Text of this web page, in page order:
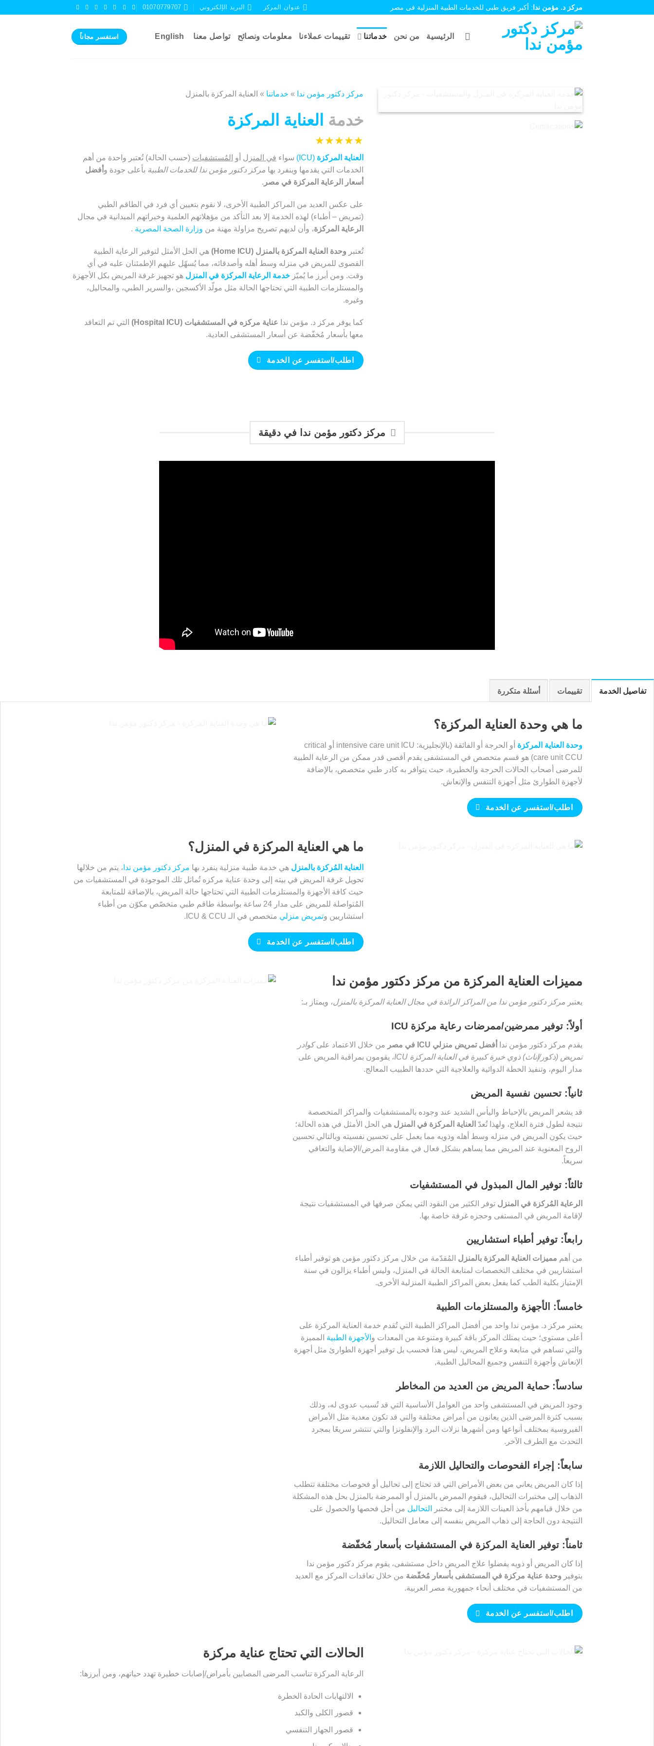
مركز د. مؤمن ندا: أكبر فريق طبى للخدمات الطبية المنزلية فى مصر عنوان المركز البريد الإلكتروني 01070779707
الرئيسية من نحن خدماتنا تقييمات عملاءنا معلومات ونصائح تواصل معنا English استفسر مجاناً
مركز دكتور مؤمن ندا » خدماتنا » العناية المركزة بالمنزل
خدمة العناية المركزة
★★★★★
العناية المركزة (ICU) سواء في المنزل أو المُستشفيات (حسب الحالة) تُعتبر واحدة من أهم
الخدمات التي يقدمها وينفرد بها مركز دكتور مؤمن ندا للخدمات الطبية بأعلى جودة و أفضل
أسعار الرعاية المركزة في مصر .
على عكس العديد من المراكز الطبية الأخرى، لا نقوم بتعيين أي فرد في الطاقم الطبي
(تمريض – أطباء) لهذه الخدمة إلا بعد التأكد من مؤهلاتهم العلمية وخبراتهم الميدانية في مجال
الرعاية المركزة، وأن لديهم تصريح مزاولة مهنة من وزارة الصحة المصرية .
تُعتبر وحدة العناية المركزة بالمنزل (Home ICU)
هي الحل الأمثل لتوفير الرعاية الطبية
القصوى للمريض في منزله وسط أهله وأصدقائه، مما يُسهّل عليهم الإطمئنان عليه في أي
وقت. ومن أبرز ما يُميّز خدمة الرعاية المركزة في المنزل هو تجهيز غرفة المريض بكل الأجهزة
والمستلزمات الطبية التي تحتاجها الحالة مثل مولّد الأكسجين ،والسرير الطبي، والمحاليل،
وغيره.
كما يوفر مركز د. مؤمن ندا عناية مركزه في المستشفيات (Hospital ICU)
التي تم التعاقد
معها بأسعار مُخفّضة عن أسعار المستشفى العادية.
اطلب/استفسر عن الخدمة
مركز دكتور مؤمن ندا في دقيقة
تفاصيل الخدمة تقييمات أسئلة متكررة
ما هي وحدة العناية المركزة؟
وحدة العناية المركزة
أو الحرجة أو الفائقة (بالإنجليزية: intensive care unit ICU أو critical
care unit CCU)‏ هو قسم متخصص في المستشفى يقدم أقصى قدر ممكن من الرعاية الطبية
للمرضى أصحاب الحالات الحرجة والخطيرة، حيث يتوافر به كادر طبي متخصص، بالإضافة
لأجهزة الطوارئ مثل أجهزة التنفس والإنعاش.
اطلب/استفسر عن الخدمة
ما هي العناية المركزة في المنزل؟
العناية المُركزة بالمنزل هي خدمة طبية منزلية ينفرد بها مركز دكتور مؤمن ندا ، يتم من خلالها
تحويل غرفة المريض في بيته إلى وحدة عناية مركزه تُماثل تلك الموجودة في المستشفيات من
حيث كافة الأجهزة والمستلزمات الطبية التي تحتاجها حالة المريض، بالإضاقة للمتابعة
المُتواصلة للمريض على مدار 24 ساعة بواسطة طاقم طبي متخصّص مكوّن من أطباء
استشاريين وتمريض منزلي متخصص في الـ ICU & CCU.
اطلب/استفسر عن الخدمة
مميزات العناية المركزة من مركز دكتور مؤمن ندا
يعتبر مركز دكتور مؤمن ندا من المراكز الرائدة في مجال العناية المركزة بالمنزل، ويمتاز بـ:
أولاً: توفير ممرضين/ممرضات رعاية مركزة ICU
يقدم مركز دكتور مؤمن ندا أفضل تمريض منزلي ICU في مصر من خلال الاعتماد علىكوادر
تمريض (ذكور/إناث) ذوي خبرة كبيرة في العناية المركزة ICU
، يقومون بمراقبة المريض على
مدار اليوم، وتنفيذ الخطة الدوائية والعلاجية التي حددها الطبيب المعالج.
ثانياً: تحسين نفسية المريض
قد يشعر المريض بالإحباط واليأس الشديد عند وجوده بالمستشفيات والمراكز المتخصصة
نتيجة لطول فترة العلاج، ولهذا تُعدّ العناية المركزة في المنزل هي الحل الأمثل في هذه الحالة؛
حيث يكون المريض في منزله وسط أهله وذويه مما يعمل على تحسين نفسيته وبالتالي تحسين
الروح المعنوية عند المريض مما يساهم بشكل فعال في مقاومة المرض/الإصاية والتعافي
سريعاً.
ثالثاً: توفير المال المبذول في المستشفيات
الرعاية المُركزة في المنزل توفر الكثير من النقود التي يمكن صرفها في المستشفيات نتيجة
لإقامة المريض في المستفى وحجزه غرفة خاصة بها.
رابعاً: توفير أطباء استشاريين
من أهم مميزات العناية المركزة بالمنزل المُقدّمة من خلال مركز دكتور مؤمن هو توفير أطباء
استشاريين في مختلف التخصصات لمتابعة الحالة في المنزل، وليس أطباء يزالون في سنة
الإمتياز بكلية الطب كما يفعل بعض المراكز الطبية المنزلية الأخرى.
خامساً: الأجهزة والمستلزمات الطبية
يعتبر مركز د. مؤمن ندا واحد من أفضل المراكز الطبية التي تُقدم خدمة العناية المركزة على
أعلى مستوى؛ حيث يمتلك المركز باقة كبيرة ومتنوعة من المعدات و الأجهزة الطبية المميزة
والتي تساهم في متابعة وعلاج المريض، ليس هذا فحسب بل توفير أجهزة الطوارئ مثل أجهزة
الإنعاش وأجهزة التنفس وجميع المحاليل الطبية,
سادساً: حماية المريض من العديد من المخاطر
وجود المريض في المستشفى واحد من العوامل الأساسية التي قد تُسبب عدوى له، وذلك
بسبب كثرة المرضى الذين يعانون من أمراض مختلفة والتي قد تكون معدية مثل الأمراض
الفيروسية بمختلف أنواعها ومن أشهرها نزلات البرد والإنفلونزا والتي تنتشر سريعًا بمجرد
التحدث مع الطرف الآخر.
سابعاً: إجراء الفحوصات والتحاليل اللازمة
إذا كان المريض يعاني من بعض الأمراض التي قد تحتاج إلى تحاليل أو فحوصات مختلفة تتطلب
الذهاب إلى مختبرات التحاليل، فيقوم الممرض بالمنزل أو الممرضة بالمنزل بحل هذه المشكلة
من خلال قيامهم بأخذ العينات اللازمة إلى مختبر
التحاليل من أجل فحصها والحصول على
النتيجة دون الحاجة إلى ذهاب المريض بنفسه إلى معامل التحاليل.
ثامناً: توفير العناية المركزة في المستشفيات بأسعار مُخفّضة
إذا كان المريض أو ذويه يفضلوا علاج المريض داخل مستشفى، يقوم مركز دكتور مؤمن ندا
بتوفير وحدة عناية مركزة في المستشفى بأسعار مُخفّضة من خلال تعاقدات المركز مع العديد
من المستشفيات في مختلف أنحاء جمهورية مصر العربية.
اطلب/استفسر عن الخدمة
الحالات التي تحتاج عناية مركزة
الرعاية المركزة تناسب المرضى المصابين بأمراض/إصابات خطيرة تهدد حياتهم، ومن أبرزها:
الالتهابات الحادة الخطرة
قصور الكلى والكبد
قصور الجهاز التنفسي